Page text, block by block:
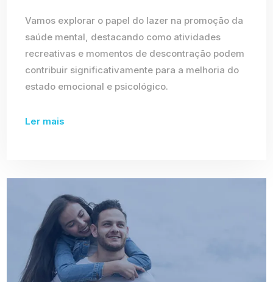
Vamos explorar o papel do lazer na promoção da
saúde mental, destacando como atividades
recreativas e momentos de descontração podem
contribuir significativamente para a melhoria do
estado emocional e psicológico.
Ler mais